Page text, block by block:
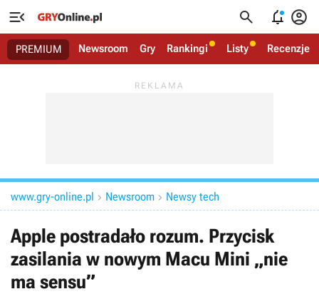
   
PREMIUM Newsroom Gry Rankingi Listy Recenzje
www.gry-online.pl  Newsroom  Newsy tech
Apple postradało rozum. Przycisk
zasilania w nowym Macu Mini „nie
ma sensu”